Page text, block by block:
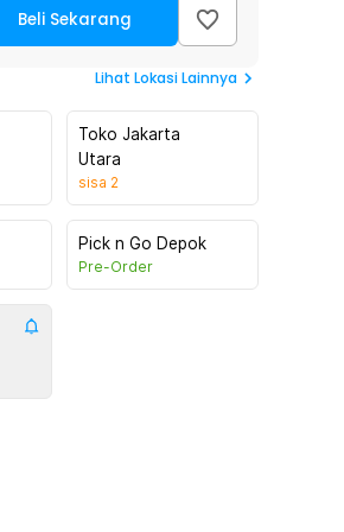
Beli Sekarang
Lihat Lokasi Lainnya
Toko Jakarta
Utara
sisa 2
Pick n Go Depok
Pre-Order